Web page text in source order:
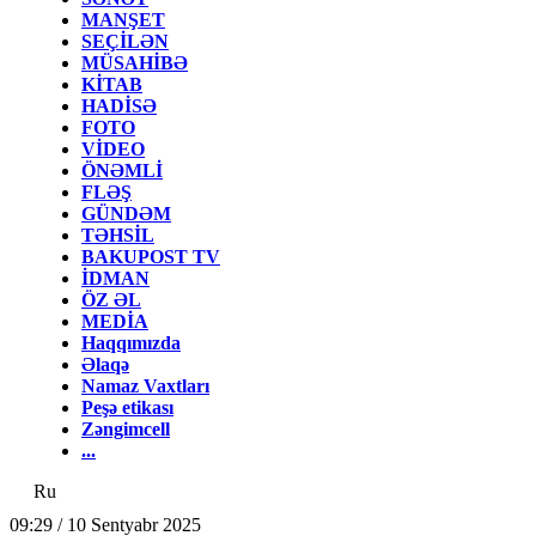
MANŞET
SEÇİLƏN
MÜSAHİBƏ
KİTAB
HADİSƏ
FOTO
VİDEO
ÖNƏMLİ
FLƏŞ
GÜNDƏM
TƏHSİL
BAKUPOST TV
İDMAN
ÖZ ƏL
MEDİA
Haqqımızda
Əlaqə
Namaz Vaxtları
Peşə etikası
Zəngimcell
...
Ru
09:29 / 10 Sentyabr 2025